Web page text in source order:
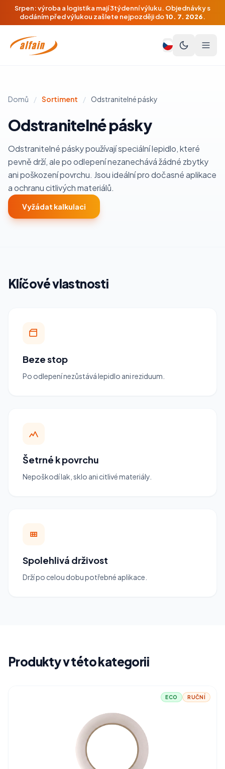
Srpen: výroba a logistika mají 3týdenní výluku. Objednávky s
dodáním před výlukou zašlete nejpozději do10. 7. 2026.
Domů / Sortiment / Odstranitelné pásky
Odstranitelné pásky
Odstranitelné pásky používají speciální lepidlo, které
pevně drží, ale po odlepení nezanechává žádné zbytky
ani poškození povrchu. Jsou ideální pro dočasné aplikace
a ochranu citlivých materiálů.
Vyžádat kalkulaci
Klíčové vlastnosti
Beze stop
Po odlepení nezůstává lepidlo ani reziduum.
Šetrné k povrchu
Nepoškodí lak, sklo ani citlivé materiály.
Spolehlivá drživost
Drží po celou dobu potřebné aplikace.
Produkty v této kategorii
ECO RUČNÍ